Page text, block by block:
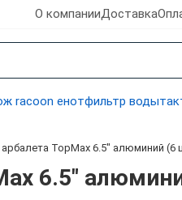
О компанииДоставка
racoon енотфильтр воды
TopMax 6.5" алюминий (6
6.5"